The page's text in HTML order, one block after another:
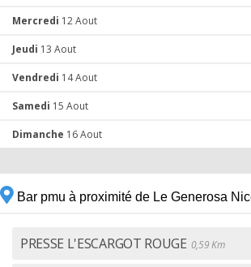
Mercredi 12 Aout
Jeudi 13 Aout
Vendredi 14 Aout
Samedi 15 Aout
Dimanche 16 Aout
Bar pmu à proximité de Le Generosa
PRESSE L'ESCARGOT ROUGE 0,59 Km